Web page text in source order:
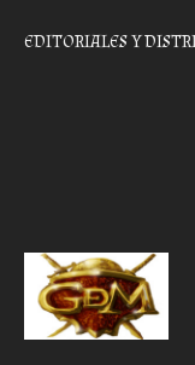
EDITORIALES Y